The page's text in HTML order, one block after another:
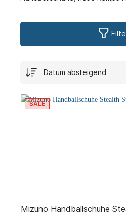
SALE
Mizuno Handballschuhe